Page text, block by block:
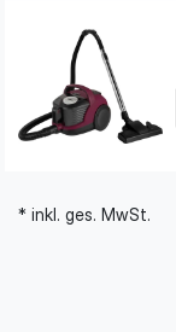
* inkl. ges. MwSt.